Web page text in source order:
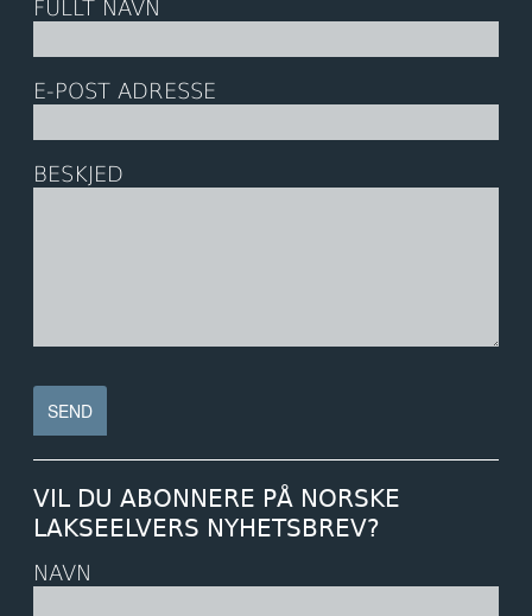
FULLT NAVN
E-POST ADRESSE
BESKJED
VIL DU ABONNERE PÅ NORSKE
LAKSEELVERS NYHETSBREV?
NAVN